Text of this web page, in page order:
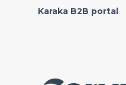
Karaka B2B portal